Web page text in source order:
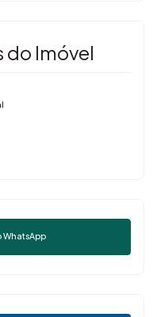
Imóvel
WhatsApp